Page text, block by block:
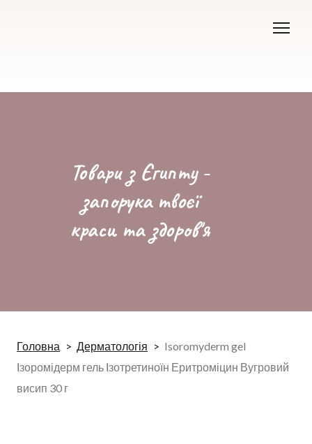
Товари з Єгипту -
запорука твоєї
краси та здоров'я
Головна Дерматологія
Isoromyderm gel
Ізоромідерм гель Ізотретиноїн Еритроміцин Вугровий
висип 30 г